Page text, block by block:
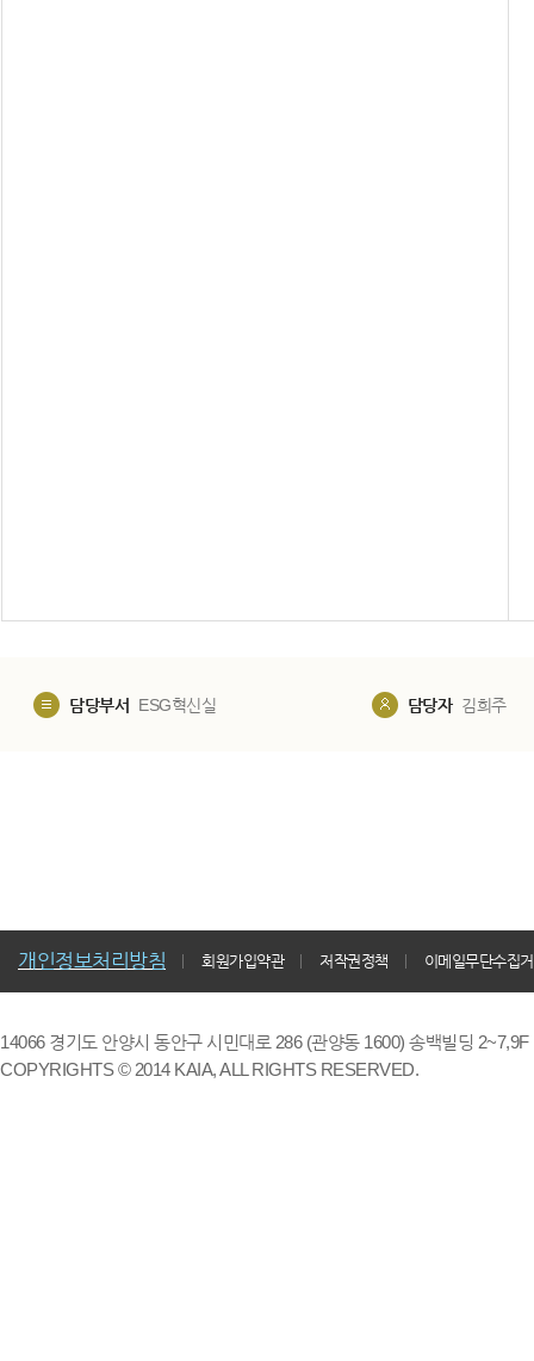
담당부서 ESG혁신실 담당자 김희주
개인정보처리방침 회원가입약관 저작권정책 이메일무단수집
14066 경기도 안양시 동안구 시민대로 286 (관양동 1600) 송백빌딩
COPYRIGHTS © 2014 KAIA, ALL RIGHTS RESERVED.